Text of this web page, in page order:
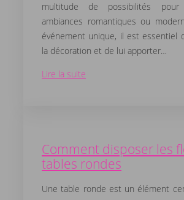
multitude de possibilités
ambiances romantiques ou
événement unique, il est essentiel
la décoration et de lui apporter…
Lire la suite
Comment disposer les
tables rondes
Une table ronde est un élément